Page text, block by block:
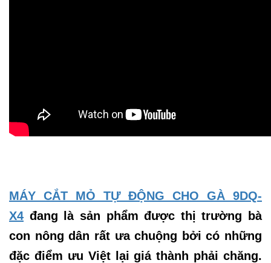
MÁY CẮT MỎ TỰ ĐỘNG CHO GÀ 9DQ-
X4 đang là sản phẩm được thị trường bà
con nông dân rất ưa chuộng bởi có những
đặc điểm ưu Việt lại giá thành phải chăng.